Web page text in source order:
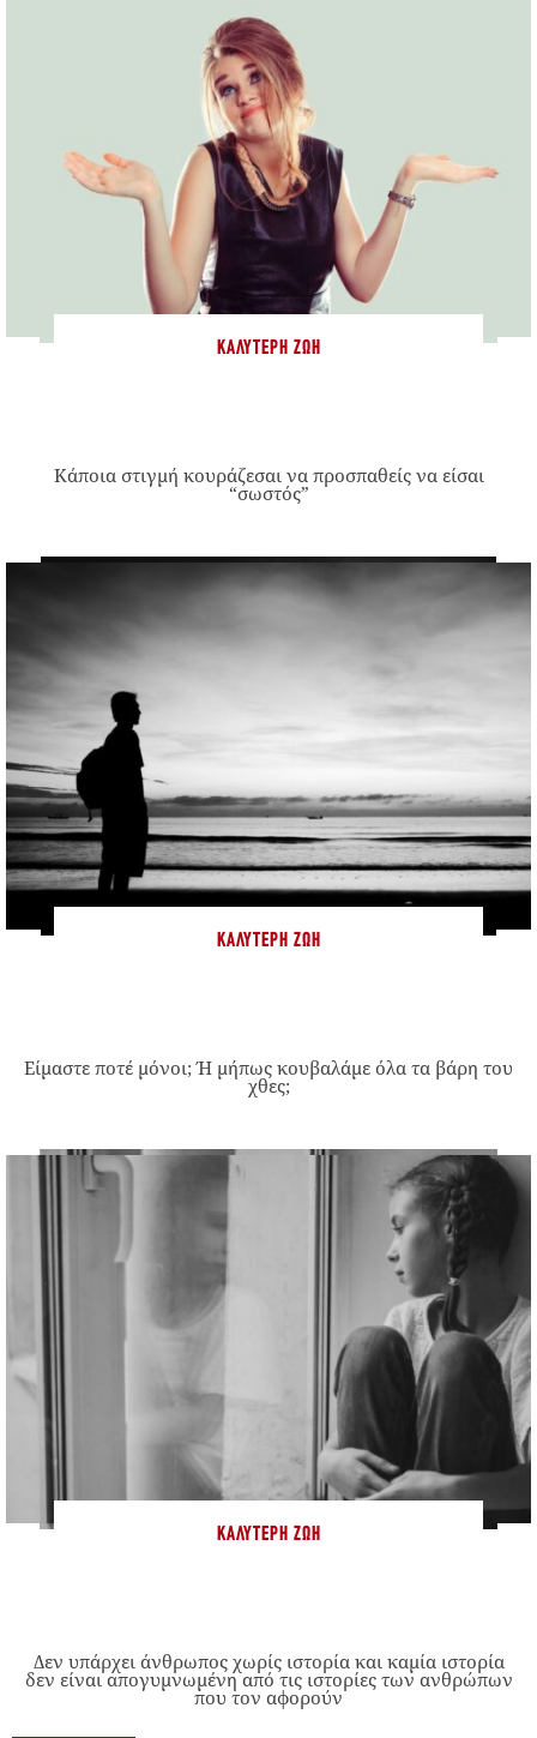
ΚΑΛΎΤΕΡΗ ΖΩΉ
Κάποια στιγμή κουράζεσαι να προσπαθείς να είσαι
“σωστός”
ΚΑΛΎΤΕΡΗ ΖΩΉ
Είμαστε ποτέ μόνοι; Ή μήπως κουβαλάμε όλα τα βάρη του
χθες;
ΚΑΛΎΤΕΡΗ ΖΩΉ
Δεν υπάρχει άνθρωπος χωρίς ιστορία και καμία ιστορία
δεν είναι απογυμνωμένη από τις ιστορίες των ανθρώπων
που τον αφορούν